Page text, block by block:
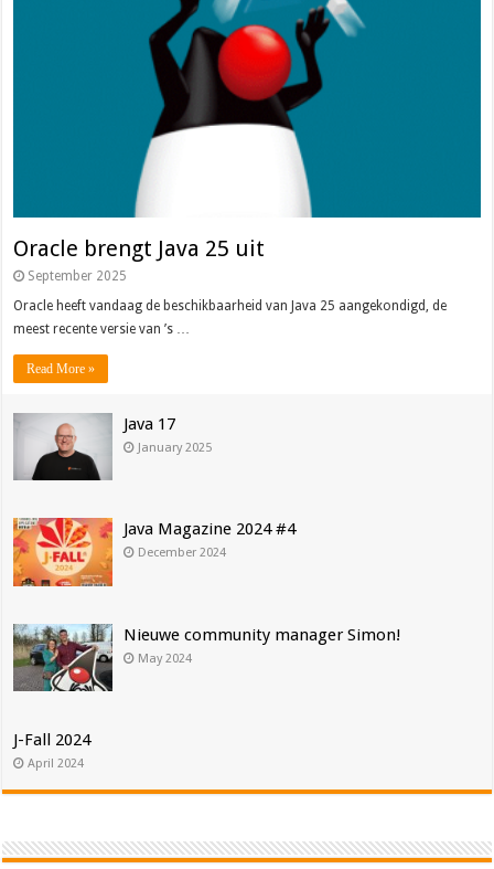
Oracle brengt Java 25 uit
September 2025
Oracle heeft vandaag de beschikbaarheid van Java 25 aangekondigd, de
meest recente versie van ’s …
Read More »
Java 17
January 2025
Java Magazine 2024 #4
December 2024
Nieuwe community manager Simon!
May 2024
J-Fall 2024
April 2024